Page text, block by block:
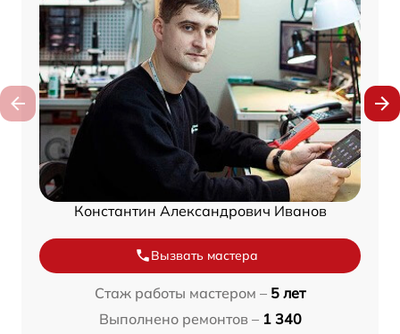
Константин Александрович Иванов
Вызвать мастера
Стаж работы мастером – 5 лет
Выполнено ремонтов – 1 340